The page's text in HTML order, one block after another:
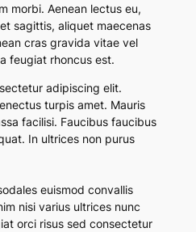
morbi. Aenean lectus eu,
sagittis, aliquet maecenas
cras gravida vitae vel
feugiat rhoncus est.
adipiscing elit.
turpis amet. Mauris
facilisi. Faucibus faucibus
In ultrices non purus
euismod convallis
nisi varius ultrices nunc
orci risus sed consectetur